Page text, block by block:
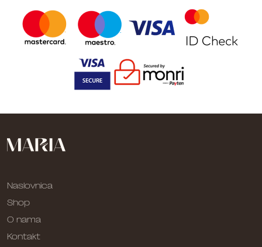
Naslovnica
Shop
O nama
Kontakt